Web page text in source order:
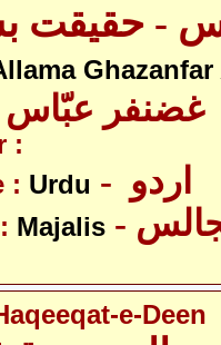
غضنفر
:
: Urdu
Majalis
e-Deen